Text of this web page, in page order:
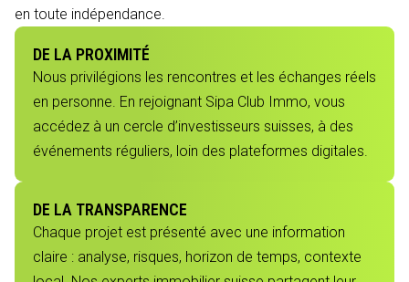
en toute indépendance.
DE LA PROXIMITÉ
Nous privilégions les rencontres et les échanges réels
en personne. En rejoignant Sipa Club Immo, vous
accédez à un cercle d’investisseurs suisses, à des
événements réguliers, loin des plateformes digitales.
DE LA TRANSPARENCE
Chaque projet est présenté avec une information
claire : analyse, risques, horizon de temps, contexte